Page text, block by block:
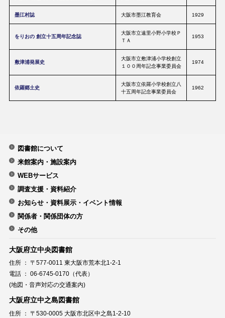
墨江村誌 大阪市墨江教育会 1929
をりおの 創立十五周年記念誌
大阪市立遠里小野小学校Ｐ
ＴＡ
1953
敷津浦発展史
大阪市立敷津浦小学校創立
１００周年記念事業委員会
1974
依羅郷土史
大阪市立依羅小学校創立八
十五周年記念事業委員会
1962
図書館について
来館案内・施設案内
WEBサービス
調査支援・資料紹介
お知らせ・資料展示・イベント情報
関係者・関係団体の方
その他
大阪府立中央図書館
住所 ： 〒577-0011 東大阪市荒本北1-2-1
電話 ： 06-6745-0170（代表）
(地図・音声対応の交通案内)
大阪府立中之島図書館
住所 ： 〒530-0005 大阪市北区中之島1-2-10